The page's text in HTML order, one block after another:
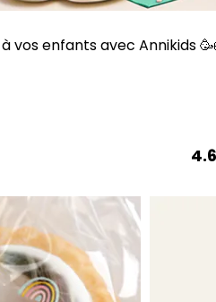
vos enfants avec Annikids
4.6